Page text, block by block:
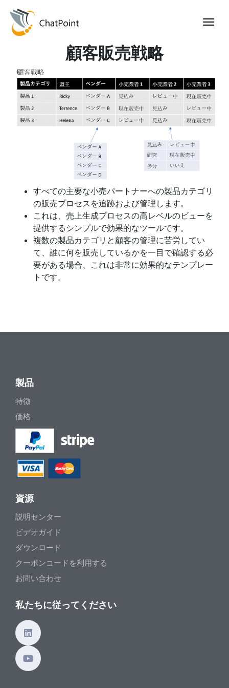
顧客販売戦略
すべての主要な小売パートナーへの製品カテゴリ
の販売プロセスを追跡および管理します。
これは、売上生成プロセスの高レベルのビューを
提供するシンプルで効果的なツールです。
複数の製品カテゴリと顧客の管理に苦労してい
て、誰に何を販売しているかを一目で確認する必
要がある場合、これは非常に効果的なテンプレー
トです。
製品
特徴
価格
資源
説明センター
ビデオガイド
ダウンロード
クーポンコードを利用する
お問い合わせ
私たちに従ってください